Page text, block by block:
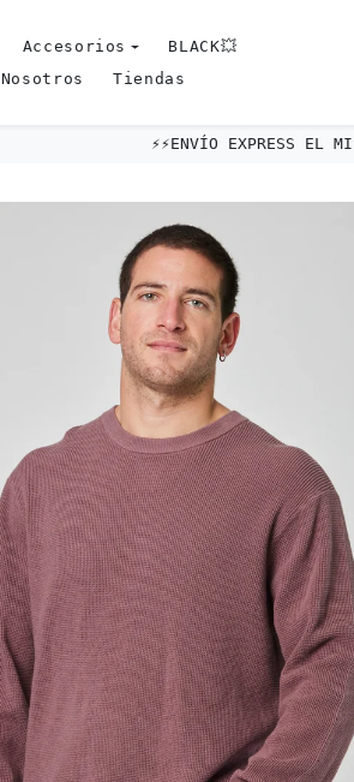
Accesorios
BLACK💥
Nosotros Tiendas
⚡️⚡️ENVÍO EXPRESS EL